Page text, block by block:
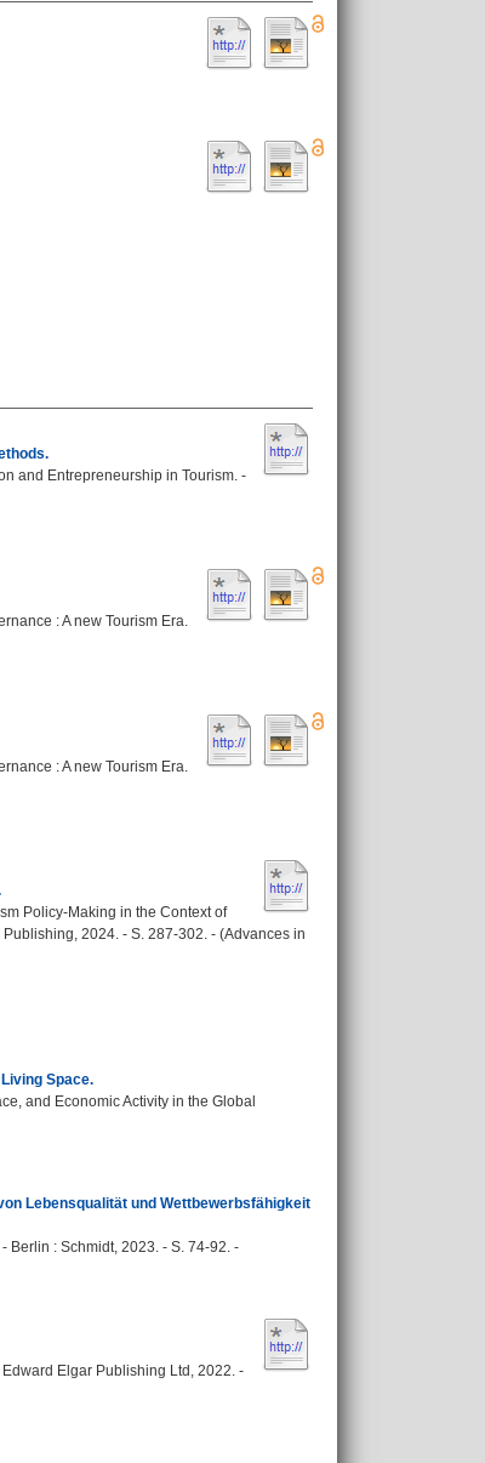
and Entrepreneurship in Tourism. -
: A new Tourism Era.
: A new Tourism Era.
Policy-Making in the Context of
2024. - S. 287-302. - (Advances in
Space.
and Economic Activity in the Global
Lebensqualität und Wettbewerbsfähigkeit
Berlin : Schmidt, 2023. - S. 74-92. -
Elgar Publishing Ltd, 2022. -